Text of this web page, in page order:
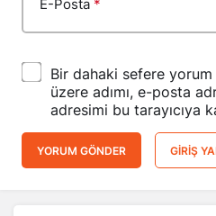
E-Posta *
Bir dahaki sefere yorum
üzere adımı, e-posta
adresimi bu tarayıcıya
YORUM GÖNDER GIRIŞ